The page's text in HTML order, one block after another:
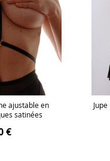
ajustable en
satinées
€